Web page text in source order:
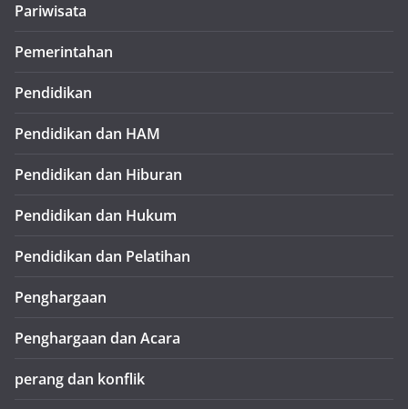
Pariwisata
Pemerintahan
Pendidikan
Pendidikan dan HAM
Pendidikan dan Hiburan
Pendidikan dan Hukum
Pendidikan dan Pelatihan
Penghargaan
Penghargaan dan Acara
perang dan konflik